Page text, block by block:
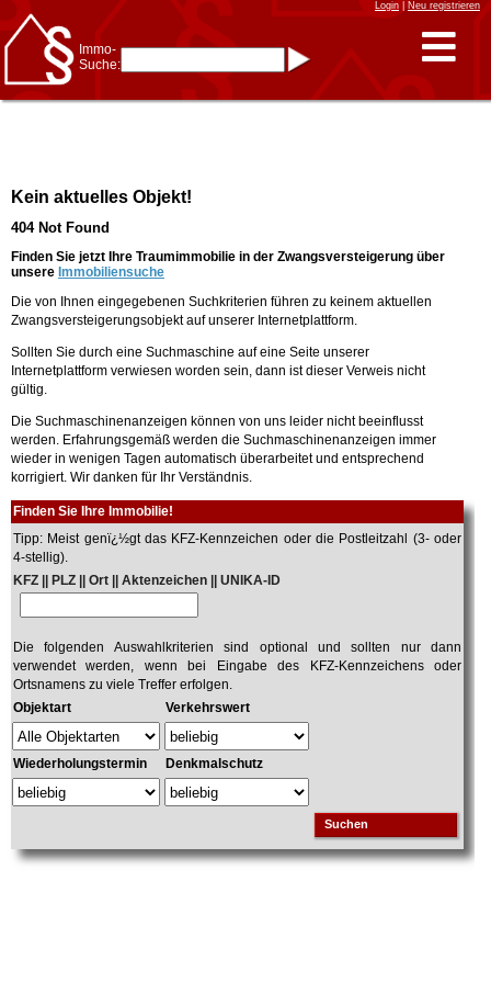
Login| Neu registrieren
Immo-
Suche:
* Suche verfeinern durch
Kombinieren
Frankfurt/Oder
am Main
Immobiliensuche
nach Kreis
nach Amtsgericht
Kein aktuelles Objekt!
404 Not Found
Finden Sie jetzt Ihre Traumimmobilie in der Zwangsversteigerung über
unsere Immobiliensuche
Die von Ihnen eingegebenen Suchkriterien führen zu keinem aktuellen
Zwangsversteigerungsobjekt auf unserer Internetplattform.
Sollten Sie durch eine Suchmaschine auf eine Seite unserer
Internetplattform verwiesen worden sein, dann ist dieser Verweis nicht
gültig.
Die Suchmaschinenanzeigen können von uns leider nicht beeinflusst
werden. Erfahrungsgemäß werden die Suchmaschinenanzeigen immer
wieder in wenigen Tagen automatisch überarbeitet und entsprechend
korrigiert. Wir danken für Ihr Verständnis.
Finden Sie Ihre Immobilie!
Tipp: Meist genï¿½gt das KFZ-Kennzeichen oder die Postleitzahl (3- oder
4-stellig).
KFZ || PLZ || Ort || Aktenzeichen || UNIKA-ID
Die folgenden Auswahlkriterien sind optional und sollten nur dann
verwendet werden, wenn bei Eingabe des KFZ-Kennzeichens oder
Ortsnamens zu viele Treffer erfolgen.
Objektart
Verkehrswert
Wiederholungstermin Denkmalschutz
Suchen